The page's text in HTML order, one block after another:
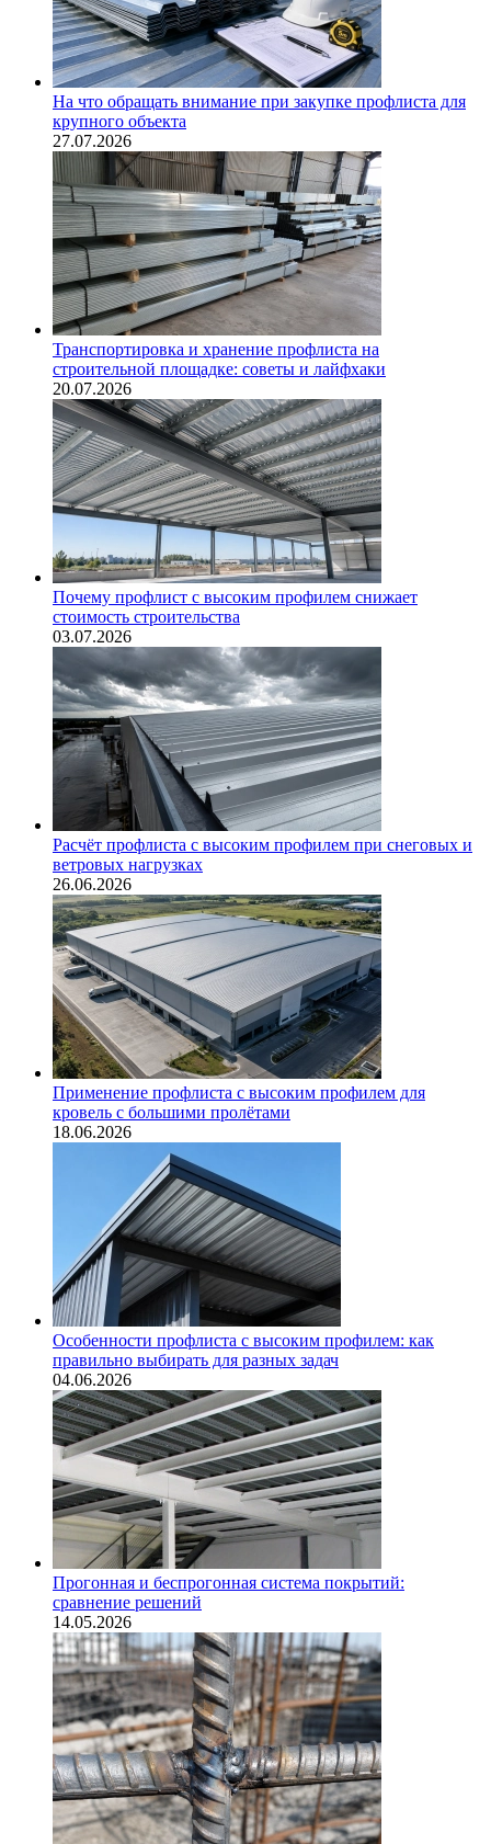
На что обращать внимание при закупке профлиста для
крупного объекта
27.07.2026
Транспортировка и хранение профлиста на
строительной площадке: советы и лайфхаки
20.07.2026
Почему профлист с высоким профилем снижает
стоимость строительства
03.07.2026
Расчёт профлиста с высоким профилем при снеговых и
ветровых нагрузках
26.06.2026
Применение профлиста с высоким профилем для
кровель с большими пролётами
18.06.2026
Особенности профлиста с высоким профилем: как
правильно выбирать для разных задач
04.06.2026
Прогонная и беспрогонная система покрытий:
сравнение решений
14.05.2026